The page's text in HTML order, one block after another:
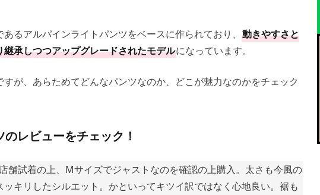
るアルパインライトパンツをベースに作られており、 動きやすさと
承しつつアップグレードされたモデルになっています。
が、あらためてどんなパンツなのか、どこが魅力なのかをチェック
のレビューをチェック！
舗試着の上、Mサイズでジャストなのを確認の上購入。太さも今風の
キリしたシルエット。かといってキツイ訳ではなく心地良い。裾も